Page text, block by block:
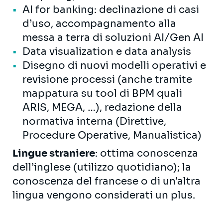
AI for banking: declinazione di casi
d’uso, accompagnamento alla
messa a terra di soluzioni AI/Gen AI
Data visualization e data analysis
Disegno di nuovi modelli operativi e
revisione processi (anche tramite
mappatura su tool di BPM quali
ARIS, MEGA, …), redazione della
normativa interna (Direttive,
Procedure Operative, Manualistica)
Lingue straniere: ottima conoscenza
dell’inglese (utilizzo quotidiano); la
conoscenza del francese o di un'altra
lingua vengono considerati un plus.